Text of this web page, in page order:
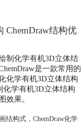
ChemDraw结构优
制化学有机3D立体结
是一款常用的
化学有机3D立体结构
化学有机3D立体结构
效果。
结构式， ChemDraw化学